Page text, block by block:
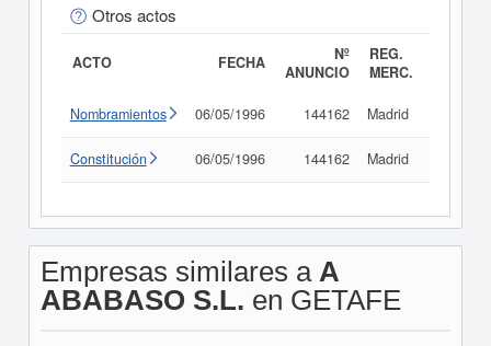
Otros actos
ACTO FECHA
Nº
ANUNCIO
REG.
MERC.
Nombramientos 06/05/1996 144162 Madrid
Constitución 06/05/1996 144162 Madrid
Empresas similares a A
ABABASO S.L. en GETAFE